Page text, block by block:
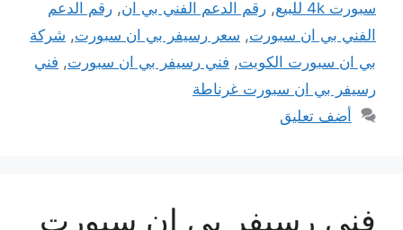
سبورت 4k للبيع
, رقم الدعم الفني بي ان, رقم الدعم
الفني بي ان سبورت, سعر رسيفر بي ان سبورت, شركة
بي ان سبورت الكويت, فني رسيفر بي ان سبورت, فني
رسيفر بي ان سبورت غرناطة
أضف تعليق
فني رسيفر بي ان سبورت